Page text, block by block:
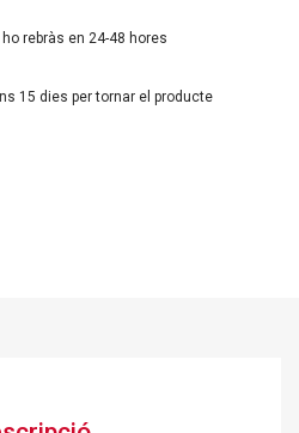
rebràs en 24-48 hores
15 dies per tornar el producte